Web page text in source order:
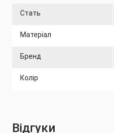
Стать
Матеріал
Бренд
Колір
Відгуки